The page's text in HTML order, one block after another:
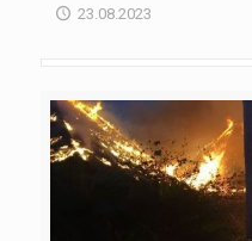
23.08.2023